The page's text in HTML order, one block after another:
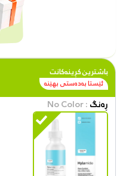
باشترین کڕینەکانت
ئێستا بەدەستی بهێنە
ڕەنگ: No Color